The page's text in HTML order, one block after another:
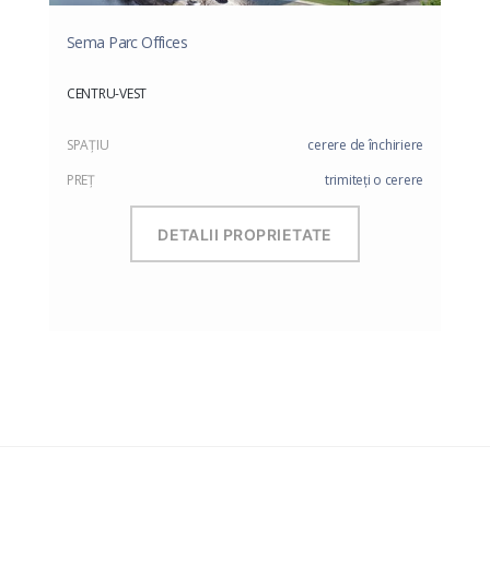
Sema Parc Offices
CENTRU-VEST
SPAŢIU
cerere de închiriere
PREŢ
trimiteți o cerere
DETALII PROPRIETATE